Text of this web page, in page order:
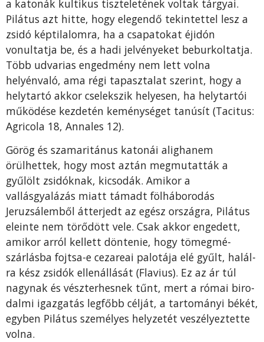
a katonák kul­tikus tiszteletének voltak tárgyai.
Pilátus azt hitte, hogy elegendő tekintettel lesz a
zsidó képtilalomra, ha a csapatokat éjidón
vonultatja be, és a hadi jelvé­nyeket beburkoltatja.
Több udvarias engedmény nem lett volna
helyénvaló, ama régi tapasztalat sze­rint, hogy a
helytartó akkor cselekszik helyesen, ha helytartói
működése kezdetén keménységet tanúsít (Tacitus:
Agricola 18, Annales 12).
Görög és sza­maritánus katonái alighanem
örülhettek, hogy most aztán megmutatták a
gyűlölt zsidóknak, kicso­dák. Amikor a
vallásgyalázás miatt támadt fölháborodás
Jeruzsálemből átterjedt az egész országra, Pi­látus
eleinte nem törődött vele. Csak akkor enge­dett,
amikor arról kellett döntenie, hogy tömegmé­
szárlásba fojtsa-e cezareai palotája elé gyűlt, halál­
ra kész zsidók ellenállását (Flavius). Ez az ár túl
nagynak és vészterhesnek tűnt, mert a római biro­
dalmi igazgatás legfőbb célját, a tartományi békét,
egyben Pilátus személyes helyzetét veszélyeztette
volna.